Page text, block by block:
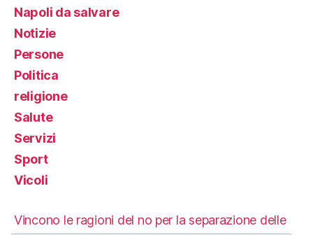
Napoli da salvare
Notizie
Persone
Politica
religione
Salute
Servizi
Sport
Vicoli
Vincono le ragioni del no per la separazione delle